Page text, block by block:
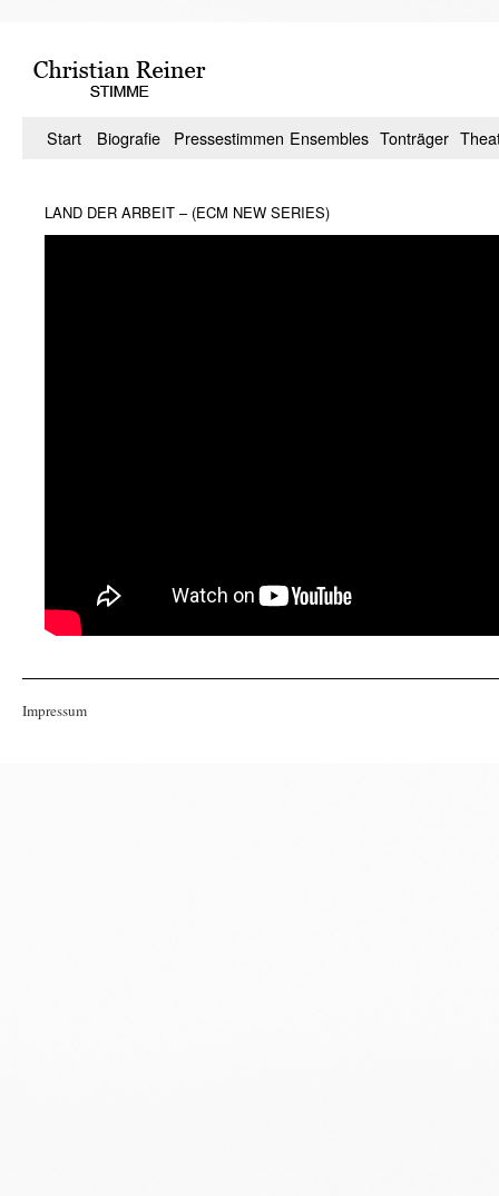
springen
Start Biografie Pressestimmen Ensembles Tonträger
LAND DER ARBEIT – (ECM NEW SERIES)
Impressum